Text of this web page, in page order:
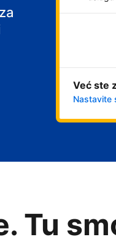
Već ste
Nastavite
Tu